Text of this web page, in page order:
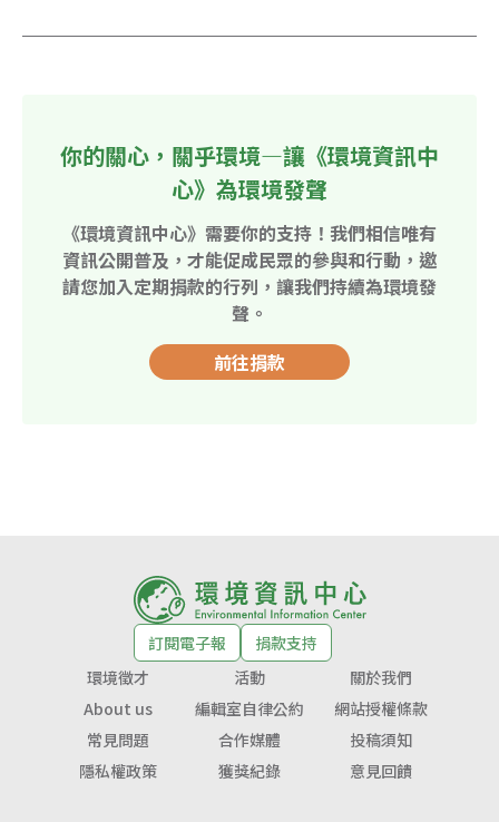
你的關心，關乎環境—讓《環境資訊中
心》為環境發聲
《環境資訊中心》需要你的支持！我們相信唯有
資訊公開普及，才能促成民眾的參與和行動，邀
請您加入定期捐款的行列，讓我們持續為環境發
聲。
前往捐款
訂閱電子報
捐款支持
環境徵才
活動
關於我們
About us
編輯室自律公約
網站授權條款
常見問題
合作媒體
投稿須知
隱私權政策
獲獎紀錄 意見回饋